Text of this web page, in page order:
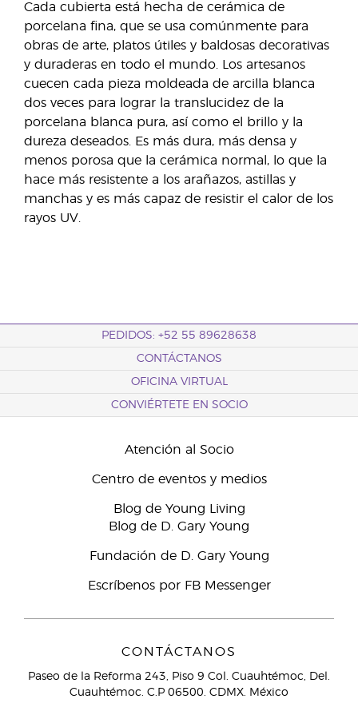
Cada cubierta está hecha de cerámica de
porcelana fina, que se usa comúnmente para
obras de arte, platos útiles y baldosas decorativas
y duraderas en todo el mundo. Los artesanos
cuecen cada pieza moldeada de arcilla blanca
dos veces para lograr la translucidez de la
porcelana blanca pura, así como el brillo y la
dureza deseados. Es más dura, más densa y
menos porosa que la cerámica normal, lo que la
hace más resistente a los arañazos, astillas y
manchas y es más capaz de resistir el calor de los
rayos UV.
PEDIDOS: +52 55 89628638
CONTÁCTANOS
OFICINA VIRTUAL
CONVIÉRTETE EN SOCIO
Atención al Socio
Centro de eventos y medios
Blog de Young Living
Blog de D. Gary Young
Fundación de D. Gary Young
Escríbenos por FB Messenger
CONTÁCTANOS
Paseo de la Reforma 243, Piso 9 Col. Cuauhtémoc, Del.
Cuauhtémoc. C.P 06500. CDMX. México